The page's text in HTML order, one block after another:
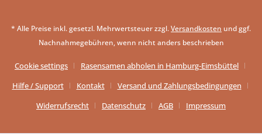
* Alle Preise inkl. gesetzl. Mehrwertsteuer zzgl.Versandkosten und ggf.
Nachnahmegebühren, wenn nicht anders beschrieben
Cookie settings
Rasensamen abholen in Hamburg-Eimsbüttel
Hilfe / Support
Kontakt
Versand und Zahlungsbedingungen
Widerrufsrecht
Datenschutz AGB Impressum